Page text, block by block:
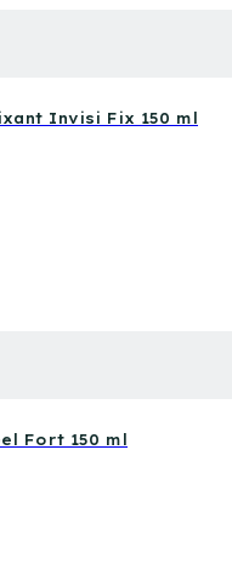
Invisi Fix 150 ml
Fort 150 ml